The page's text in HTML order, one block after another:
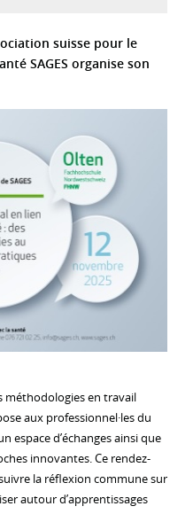
suisse pour le
SAGES organise son
méthodologies en travail
aux professionnel·les du
espace d’échanges ainsi que
innovantes. Ce rendez-
la réflexion commune sur
autour d’apprentissages